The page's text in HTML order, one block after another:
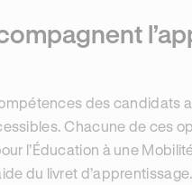
des candidats
Chacune de ces
l’Éducation à une
du livret